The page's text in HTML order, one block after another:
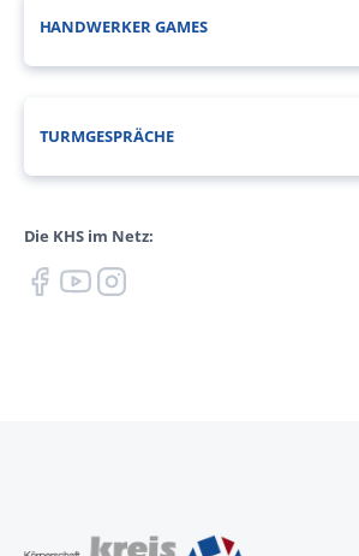
HANDWERKER GAMES
TURMGESPRÄCHE
Die KHS im Netz: